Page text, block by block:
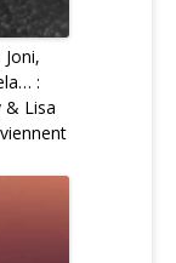
Joni,
:
& Lisa